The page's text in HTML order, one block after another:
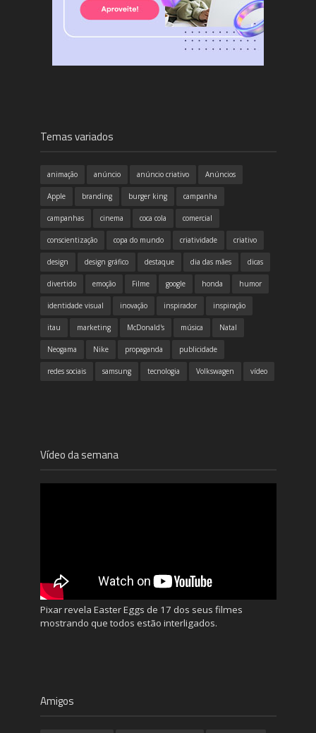
Temas variados
animação anúncio anúncio criativo Anúncios
Apple branding burger king campanha
campanhas cinema coca cola comercial
conscientização copa do mundo criatividade criativo
design design gráfico destaque dia das mães dicas
divertido emoção Filme google honda humor
identidade visual inovação inspirador inspiração
itau marketing McDonald's música Natal
Neogama Nike propaganda publicidade
redes sociais samsung tecnologia Volkswagen vídeo
Vídeo da semana
Pixar revela Easter Eggs de 17 dos seus filmes
mostrando que todos estão interligados.
Amigos